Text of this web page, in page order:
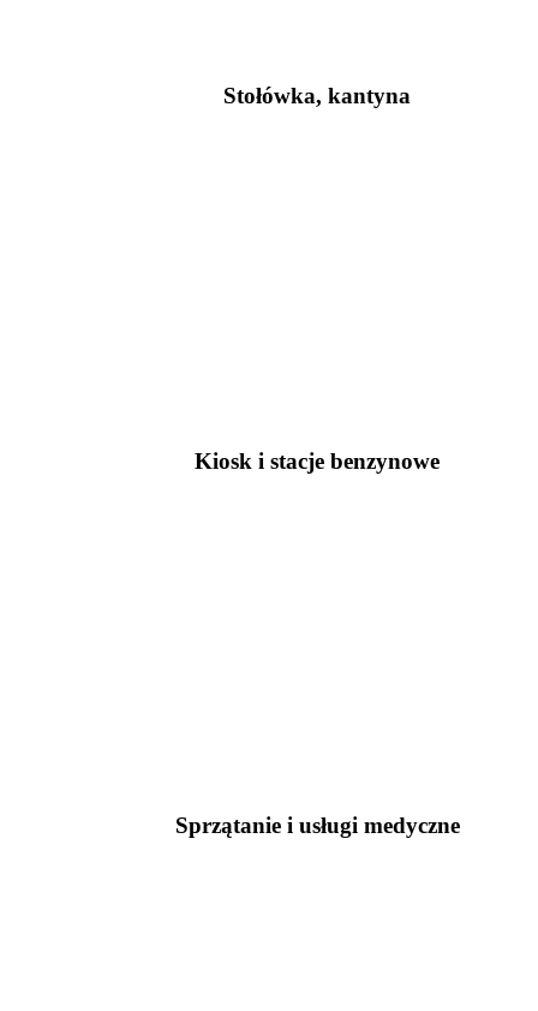
Stołówka, kantyna
Kiosk i stacje benzynowe
Sprzątanie i usługi medyczne